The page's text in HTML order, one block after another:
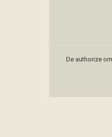
De authorize